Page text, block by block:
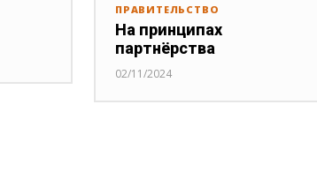
ПРАВИТЕЛЬСТВО
На принципах
партнёрства
02/11/2024